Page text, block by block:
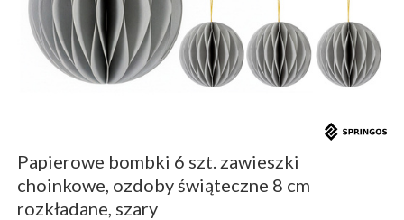
Papierowe bombki 6 szt. zawieszki
choinkowe, ozdoby świąteczne 8 cm
rozkładane, szary